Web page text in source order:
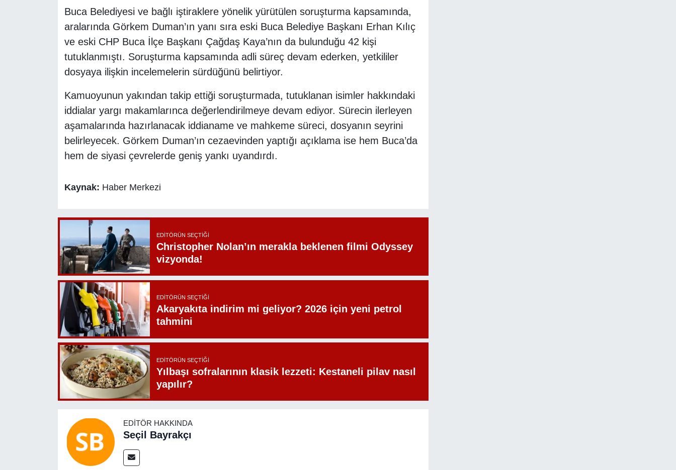
Buca Belediyesi ve bağlı iştiraklere yönelik yürütülen soruşturma kapsamında,
aralarında Görkem Duman’ın yanı sıra eski Buca Belediye Başkanı Erhan Kılıç
ve eski CHP Buca İlçe Başkanı Çağdaş Kaya’nın da bulunduğu 42 kişi
tutuklanmıştı. Soruşturma kapsamında adli süreç devam ederken, yetkililer
dosyaya ilişkin incelemelerin sürdüğünü belirtiyor.
Kamuoyunun yakından takip ettiği soruşturmada, tutuklanan isimler hakkındaki
iddialar yargı makamlarınca değerlendirilmeye devam ediyor. Sürecin ilerleyen
aşamalarında hazırlanacak iddianame ve mahkeme süreci, dosyanın seyrini
belirleyecek. Görkem Duman’ın cezaevinden yaptığı açıklama ise hem Buca’da
hem de siyasi çevrelerde geniş yankı uyandırdı.
Kaynak: Haber Merkezi
EDITÖRÜN SEÇTIĞI
Christopher Nolan’ın merakla beklenen filmi Odyssey
vizyonda!
EDITÖRÜN SEÇTIĞI
Akaryakıta indirim mi geliyor? 2026 için yeni petrol
tahmini
EDITÖRÜN SEÇTIĞI
Yılbaşı sofralarının klasik lezzeti: Kestaneli pilav nasıl
yapılır?
EDITÖR HAKKINDA
Seçil Bayrakçı